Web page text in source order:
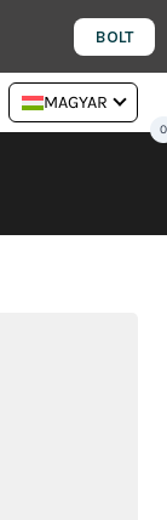
BOLT
MAGYAR
0